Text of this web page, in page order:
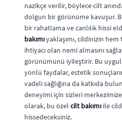
nazikçe verilir, böylece cilt
dolgun bir görünüme kavuşur.
bir rahatlama ve canlılık hissi
bakımıyaklaşımı, cildinizin
ihtiyacı olan nemi almasını
görünümünü iyileştirir. Bu
yönlü faydalar, estetik
vadeli sağlığına da katkıda
deneyimi için sizleri
olarak, bu özel cilt bakımı ile
hissedeceksiniz.